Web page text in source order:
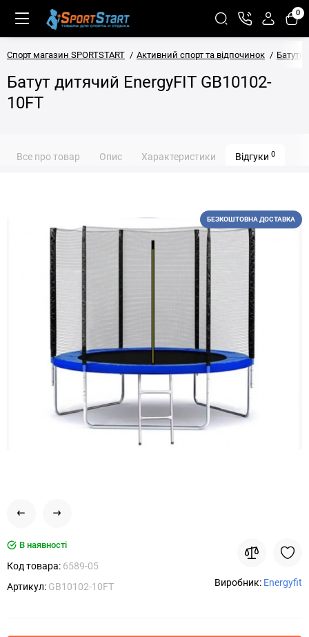
0
Спорт магазин SPORTSTART Активний спорт та відпочинок Батути
Батут дитячий EnergyFIT GB10102-
10FT
Все про товар Опис Характеристики Відгуки 0
БЕЗКОШТОВНА ДОСТАВКА
В наявності
Код товара: 6589-05
Артикул: GB10102-10FT Виробник: Energyfit